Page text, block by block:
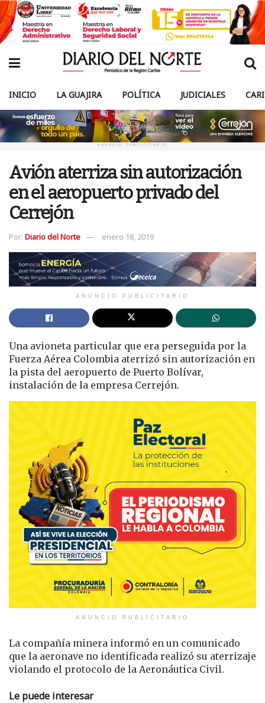
INICIO LA GUAJIRA POLÍTICA JUDICIALES
ANUNCIO PUBLICITARIO
Avión aterriza sin autorización
en el aeropuerto privado del
Cerrejón
Por: Diario del Norte enero 18, 2019
ANUNCIO PUBLICITARIO
Una avioneta particular que era perseguida por la
Fuerza Aérea Colombia aterrizó sin autorización en
la pista del aeropuerto de Puerto Bolívar,
instalación de la empresa Cerrejón.
ANUNCIO PUBLICITARIO
La compañía minera informó en un comunicado
que la aeronave no identificada realizó su aterrizaje
violando el protocolo de la Aeronáutica Civil.
Le puede interesar